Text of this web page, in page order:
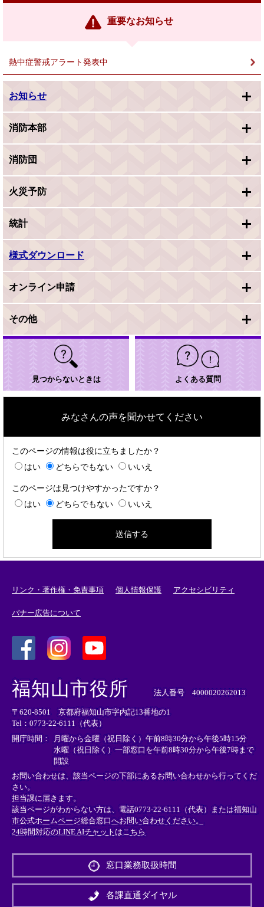
重要なお知らせ
熱中症警戒アラート発表中
お知らせ
消防本部
消防団
火災予防
統計
様式ダウンロード
オンライン申請
その他
見つからないときは よくある質問
みなさんの声を聞かせてください
このページの情報は役に立ちましたか？
はい
どちらでもない いいえ
このページは見つけやすかったですか？
はい
どちらでもない いいえ
リンク・著作権・免責事項 個人情報保護 アクセシビリティ
バナー広告について
外
部
リ
ン
ク
＞
外
リ
ン
ク
＞
外
部
ン
ク
＞
福知山市役所 法人番号 4000020262013
〒620-8501 京都府福知山市字内記13番地の1
Tel：0773-22-6111（代表）
開庁時間： 月曜から金曜（祝日除く）午前8時30分から午後5時15分
水曜（祝日除く）一部窓口を午前8時30分から午後7時まで
開設
お問い合わせは、該当ページの下部にあるお問い合わせから行ってくだ
さい。
担当課に届きます。
該当ページがわからない方は、電話0773-22-6111（代表）または福知山
市公式ホームページ総合窓口へお問い合わせください。
24時間対応のLINE AIチャットはこちら
外
リ
ン
窓口業務取扱時間
各課直通ダイヤル